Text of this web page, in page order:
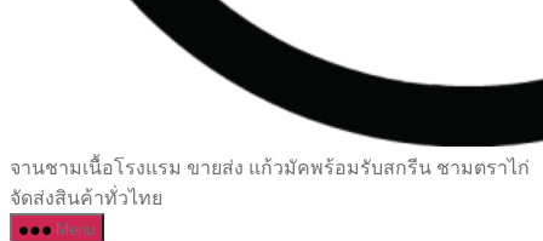
เซรามิค
ครบ
ครัน
จานชามเนื้อโรงแรม ขายส่ง แก้วมัคพร้อมรับสกรีน ชามตราไก่
จัดส่งสินค้าทั่วไทย
Menu